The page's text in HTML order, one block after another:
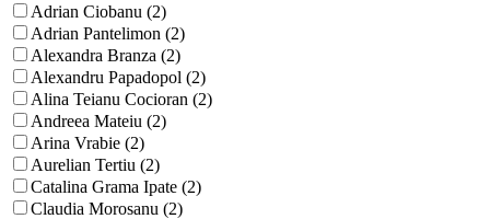
Adrian Ciobanu (2)
Adrian Pantelimon (2)
Alexandra Branza (2)
Alexandru Papadopol (2)
Alina Teianu Cocioran (2)
Andreea Mateiu (2)
Arina Vrabie (2)
Aurelian Tertiu (2)
Catalina Grama Ipate (2)
Claudia Morosanu (2)